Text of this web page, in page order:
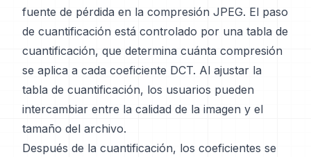
fuente de pérdida en la compresión JPEG. El paso
de cuantificación está controlado por una tabla de
cuantificación, que determina cuánta compresión
se aplica a cada coeficiente DCT. Al ajustar la
tabla de cuantificación, los usuarios pueden
intercambiar entre la calidad de la imagen y el
tamaño del archivo.
Después de la cuantificación, los coeficientes se